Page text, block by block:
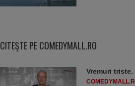
CITEŞTE PE COMEDYMALL.RO
Vremuri